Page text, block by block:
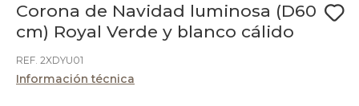
Corona de Navidad luminosa (D60
cm) Royal Verde y blanco cálido
REF. 2XDYU01
Información técnica